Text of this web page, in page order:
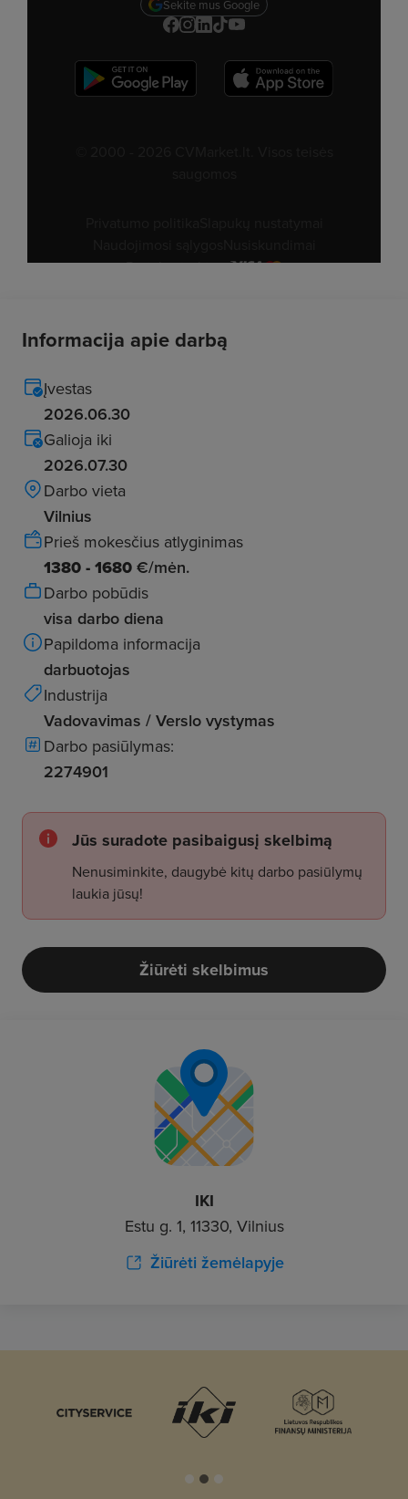
Informacija apie darbą
Įvestas
2026.06.30
Galioja iki
2026.07.30
Darbo vieta
Vilnius
Prieš mokesčius atlyginimas
1380 - 1680 €/mėn.
Darbo pobūdis
visa darbo diena
Papildoma informacija
darbuotojas
Industrija
Vadovavimas / Verslo vystymas
Darbo pasiūlymas:
2274901
Jūs suradote pasibaigusį skelbimą
Nenusiminkite, daugybė kitų darbo pasiūlymų
laukia jūsų!
Žiūrėti skelbimus
IKI
Estu g. 1, 11330, Vilnius
Žiūrėti žemėlapyje